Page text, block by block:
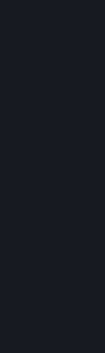
Возврат средств
Если вы
выхода, для
двухчасового
бета-
средств начнётся
засчитываться в
вы оформляете
до даты её выхода,
любой момент до
дневного и
Возврат средств,
Вы можете
средств в течение
средства были